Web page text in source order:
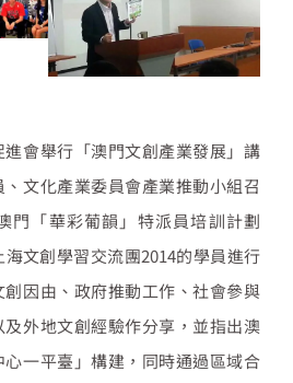
會舉行「澳門文創產業發展」講
文化產業委員會產業推動小組召
門「華彩葡韻」特派員培訓計劃
文創學習交流團2014的學員進行
因由、政府推動工作、社會參與
外地文創經驗作分享，並指出澳
一平臺」構建，同時通過區域合